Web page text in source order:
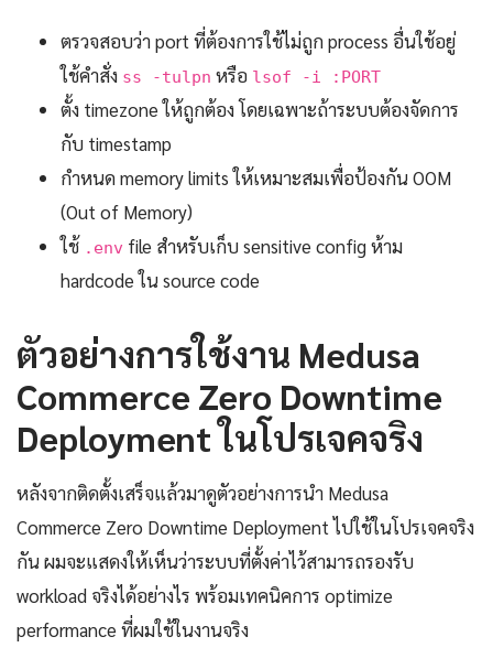
ตรวจสอบว่า port ที่ต้องการใช้ไม่ถูก process อื่นใช้อยู่
ใช้คำสั่ง ss -tulpn หรือ lsof -i :PORT
ตั้ง timezone ให้ถูกต้อง โดยเฉพาะถ้าระบบต้องจัดการ
กับ timestamp
กำหนด memory limits ให้เหมาะสมเพื่อป้องกัน OOM
(Out of Memory)
ใช้ .env file สำหรับเก็บ sensitive config ห้าม
hardcode ใน source code
ตัวอย่างการใช้งาน Medusa
Commerce Zero Downtime
Deployment ในโปรเจคจริง
หลังจากติดตั้งเสร็จแล้วมาดูตัวอย่างการนำ Medusa
Commerce Zero Downtime Deployment ไปใช้ในโปรเจคจริง
กัน ผมจะแสดงให้เห็นว่าระบบที่ตั้งค่าไว้สามารถรองรับ
workload จริงได้อย่างไร พร้อมเทคนิคการ optimize
performance ที่ผมใช้ในงานจริง